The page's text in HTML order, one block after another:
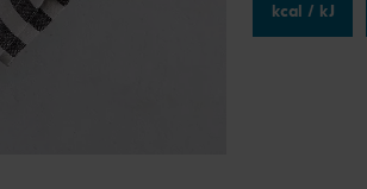
kcal / kJ